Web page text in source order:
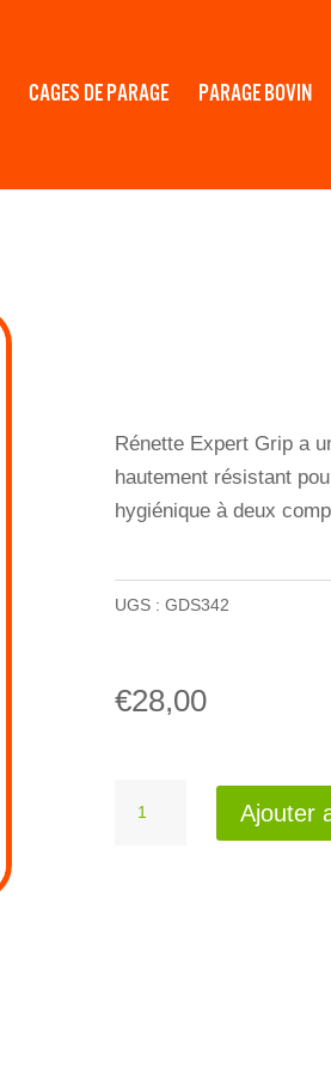
CAGES DE PARAGE PARAGE BOVIN
Rénette Expert Grip a
hautement résistant
hygiénique à deux
UGS : GDS342
€28,00
Ajouter